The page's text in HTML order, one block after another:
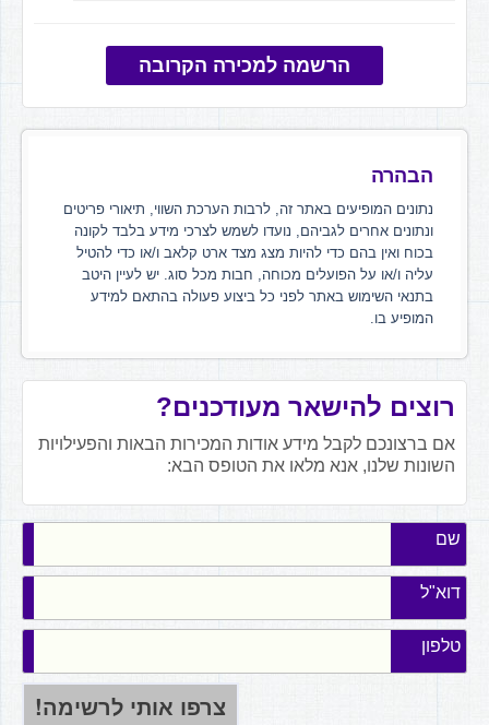
הרשמה למכירה הקרובה
הבהרה
נתונים המופיעים באתר זה, לרבות הערכת השווי, תיאורי פריטים
ונתונים אחרים לגביהם, נועדו לשמש לצרכי מידע בלבד לקונה
בכוח ואין בהם כדי להיות מצג מצד ארט קלאב ו/או כדי להטיל
עליה ו/או על הפועלים מכוחה, חבות מכל סוג. יש לעיין היטב
בתנאי השימוש באתר לפני כל ביצוע פעולה בהתאם למידע
המופיע בו.
רוצים להישאר מעודכנים?
אם ברצונכם לקבל מידע אודות המכירות הבאות והפעילויות
השונות שלנו, אנא מלאו את הטופס הבא:
שם
דוא"ל
טלפון